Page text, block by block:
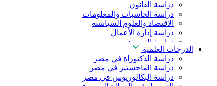
دراسة القانون
دراسة الحاسبات والمعلومات
الاقتصاد والعلوم السياسية
دراسة إدارة الأعمال
دراسة التمريض
دراسة طب الأسنان
دراسة الصيدلة
دراسة العلوم الصحية
دراسة العلاج الطبيعي
الدرجات العلمية
دراسة الدكتوراة في مصر
دراسة الماجستير في مصر
دراسة البكالوريوس في مصر